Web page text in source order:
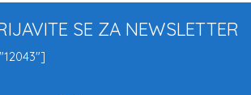
SE ZA NEWSLETTER